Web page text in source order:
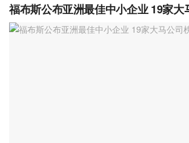
福布斯公布亚洲最佳中小企业 19家大